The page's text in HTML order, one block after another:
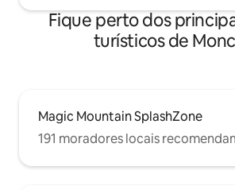
Fique perto dos
turísticos de
Magic Mountain SplashZone
191 moradores locais